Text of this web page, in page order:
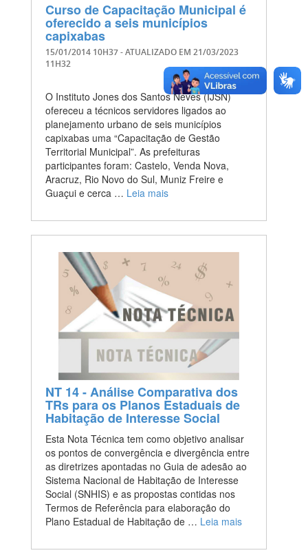
Curso de Capacitação Municipal é
oferecido a seis municípios
capixabas
15/01/2014 10H37- ATUALIZADO EM 21/03/2023
11H32
O Instituto Jones dos Santos Neves (IJSN)
ofereceu a técnicos servidores ligados ao
planejamento urbano de seis municípios
capixabas uma “Capacitação de Gestão
Territorial Municipal”. As prefeituras
participantes foram: Castelo, Venda Nova,
Aracruz, Rio Novo do Sul, Muniz Freire e
Guaçui e cerca … Leia mais
NT 14 - Análise Comparativa dos
TRs para os Planos Estaduais de
Habitação de Interesse Social
Esta Nota Técnica tem como objetivo analisar
os pontos de convergência e divergência entre
as diretrizes apontadas no Guia de adesão ao
Sistema Nacional de Habitação de Interesse
Social (SNHIS) e as propostas contidas nos
Termos de Referência para elaboração do
Plano Estadual de Habitação de … Leia mais